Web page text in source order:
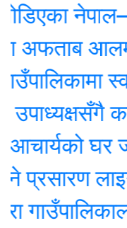
आलमको
घर
लाइनको